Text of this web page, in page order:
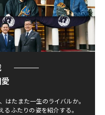
はたまた一生のライバルか。
るふたりの姿を紹介する。